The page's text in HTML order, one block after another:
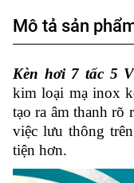
Mô tả sản
Kèn hơi 7 tấc 5
kim loại mạ inox
tạo ra âm thanh rõ
việc lưu thông
tiện hơn.